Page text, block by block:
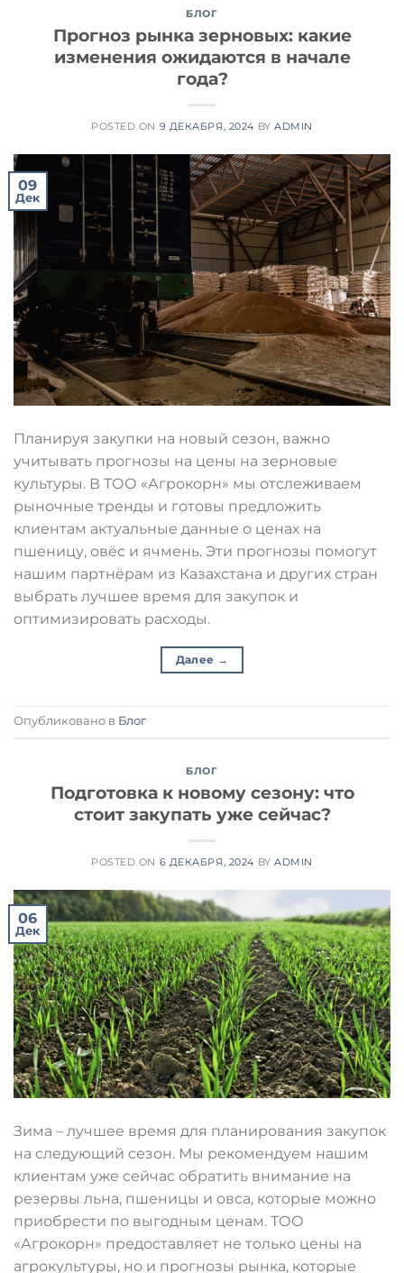
БЛОГ
Прогноз рынка зерновых: какие
изменения ожидаются в начале
года?
POSTED ON 9 ДЕКАБРЯ, 2024 BYADMIN
09
Дек
Планируя закупки на новый сезон, важно
учитывать прогнозы на цены на зерновые
культуры. В ТОО «Агрокорн» мы отслеживаем
рыночные тренды и готовы предложить
клиентам актуальные данные о ценах на
пшеницу, овёс и ячмень. Эти прогнозы помогут
нашим партнёрам из Казахстана и других стран
выбрать лучшее время для закупок и
оптимизировать расходы.
Далее →
Опубликовано в Блог
БЛОГ
Подготовка к новому сезону: что
стоит закупать уже сейчас?
POSTED ON 6 ДЕКАБРЯ, 2024 BYADMIN
06
Дек
Зима – лучшее время для планирования закупок
на следующий сезон. Мы рекомендуем нашим
клиентам уже сейчас обратить внимание на
резервы льна, пшеницы и овса, которые можно
приобрести по выгодным ценам. ТОО
«Агрокорн» предоставляет не только цены на
агрокультуры, но и прогнозы рынка, которые